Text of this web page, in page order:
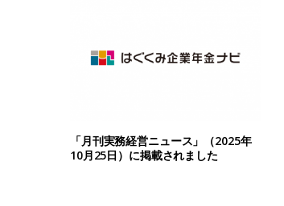
「月刊実務経営ニュース」（2025年
10月25日）に掲載されました